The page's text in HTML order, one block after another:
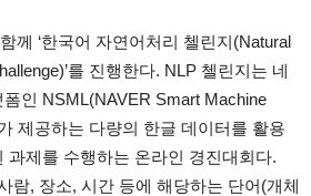
께 ‘한국어 자연어처리 첼린지(Natural
를 진행한다. NLP 첼린지는 네
인 NSML(NAVER Smart Machine
제공하는 다량의 한글 데이터를 활용
과제를 수행하는 온라인 경진대회다.
람, 장소, 시간 등에 해당하는 단어(개체